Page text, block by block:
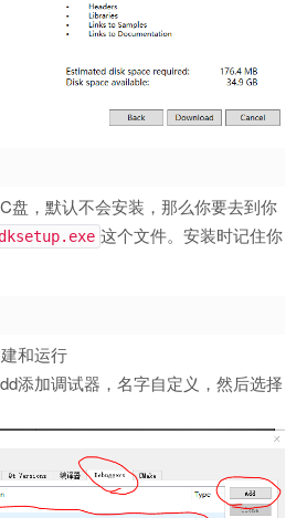
盘，默认不会安装，那么你要去到你
这个文件。安装时记住你
和运行
添加调试器，名字自定义，然后选择